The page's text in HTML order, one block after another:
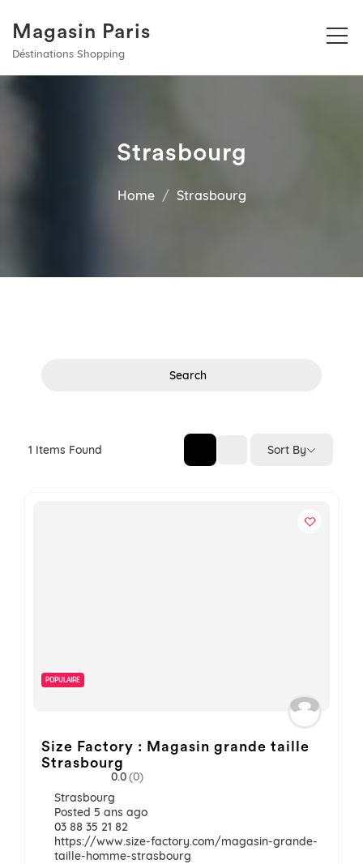
Magasin Paris
Déstinations Shopping
Strasbourg
Home Strasbourg
Search
1 Items Found Sort By
POPULAIRE
Size Factory : Magasin grande taille
Strasbourg
0.0(0)
Strasbourg
Posted 5 ans ago
03 88 35 21 82
https://www.size-factory.com/magasin-grande-
taille-homme-strasbourg